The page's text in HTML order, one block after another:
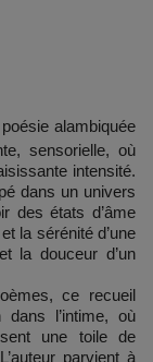
alambiquée
sensorielle, où
intensité.
dans un univers
des états d’âme
la sérénité d’une
la douceur d’un
ce recueil
dans l’intime, où
une toile de
parvient à